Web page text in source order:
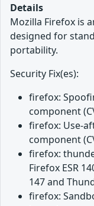
Details
Mozilla Firefox is
designed for
portability.
Security Fix(es):
firefox:
component
firefox: Use-
component
firefox:
Firefox ESR
147 and
firefox: